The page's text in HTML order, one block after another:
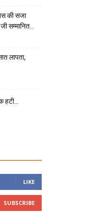
की सजा
सम्मानित…
लापता,
हटी…
LIKE
SUBSCRIBE